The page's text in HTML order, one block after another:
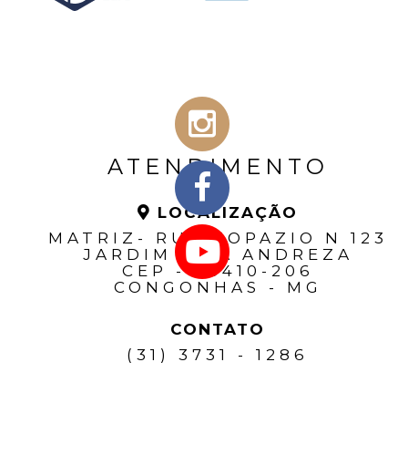
ATENDIMENTO
LOCALIZAÇÃO
MATRIZ- RUA TOPAZIO N 123
JARDIM VILA ANDREZA
CEP - 36410-206
CONGONHAS - MG
CONTATO
(31) 3731 - 1286